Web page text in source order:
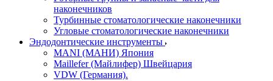
наконечников
Турбинные стоматологические наконечники
Угловые стоматологические наконечники
Эндодонтические инструменты
MANI (МАНИ) Япония
Maillefer (Майлифер) Швейцария
VDW (Германия).